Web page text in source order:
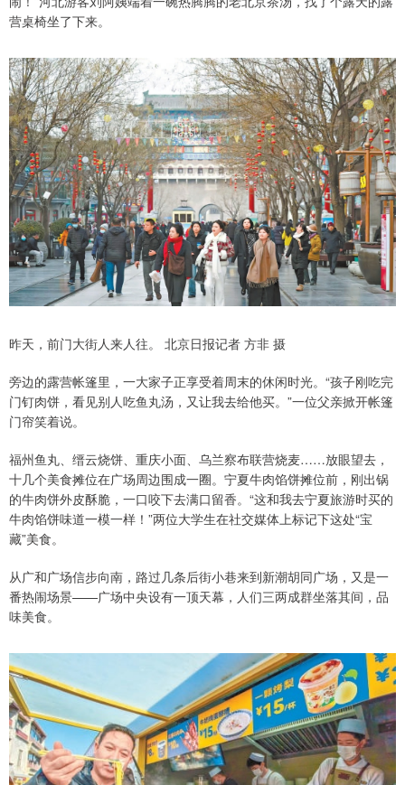
营桌椅坐了下来。
昨天，前门大街人来人往。 北京日报记者 方非 摄
旁边的露营帐篷里，一大家子正享受着周末的休闲时光。“孩子刚吃完
门钉肉饼，看见别人吃鱼丸汤，又让我去给他买。”一位父亲掀开帐篷
门帘笑着说。
福州鱼丸、缙云烧饼、重庆小面、乌兰察布联营烧麦……放眼望去，
十几个美食摊位在广场周边围成一圈。宁夏牛肉馅饼摊位前，刚出锅
的牛肉饼外皮酥脆，一口咬下去满口留香。“这和我去宁夏旅游时买的
牛肉馅饼味道一模一样！”两位大学生在社交媒体上标记下这处“宝
藏”美食。
从广和广场信步向南，路过几条后街小巷来到新潮胡同广场，又是一
番热闹场景——广场中央设有一顶天幕，人们三两成群坐落其间，品
味美食。